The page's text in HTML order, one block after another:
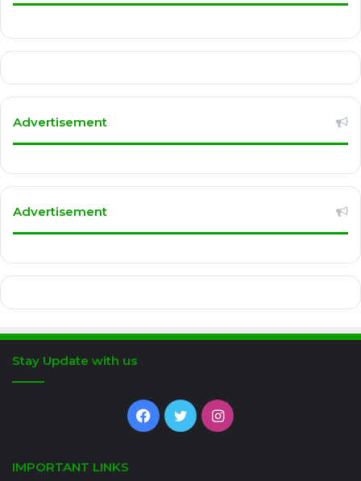
Advertisement
Advertisement
Stay Update with us
Facebook
TwitterInstagram
IMPORTANT LINKS